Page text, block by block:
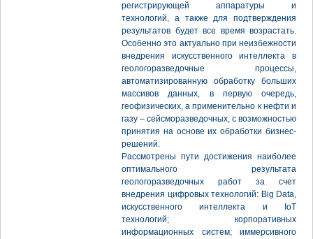
регистрирующей аппаратуры и
технологий, а также для подтверждения
результатов будет все время возрастать.
Особенно это актуально при неизбежности
внедрения искусственного интеллекта в
геологоразведочные процессы,
автоматизированную обработку больших
массивов данных, в первую очередь,
геофизических, а применительно к нефти и
газу – сейсморазведочных, с возможностью
принятия на основе их обработки бизнес-
решений.
Рассмотрены пути достижения наиболее
оптимального результата
геологоразведочных работ за счет
внедрения цифровых технологий: Big Data,
искусственного интеллекта и IoT
технологий; корпоративных
информационных систем; иммерсивного